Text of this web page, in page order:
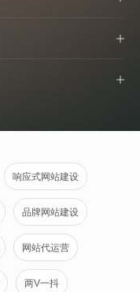
响应式网站建设
品牌网站建设
网站代运营
两V一抖